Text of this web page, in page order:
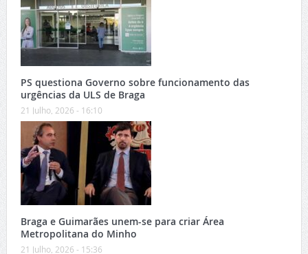
PS questiona Governo sobre funcionamento das
urgências da ULS de Braga
21 Julho, 2026 - 16:10
Braga e Guimarães unem-se para criar Área
Metropolitana do Minho
21 Julho, 2026 - 15:36